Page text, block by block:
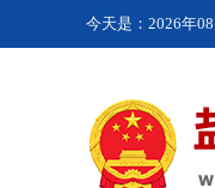
今天是： 2026年